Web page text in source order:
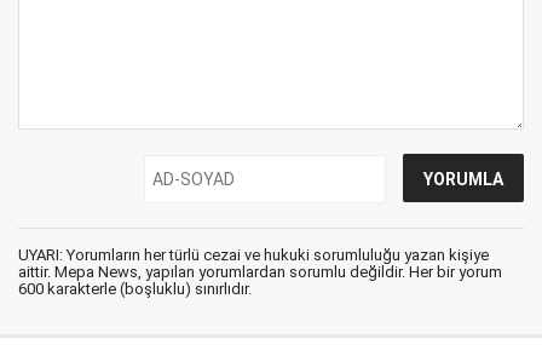
UYARI: Yorumların her türlü cezai ve hukuki sorumluluğu yazan kişiye
aittir. Mepa News, yapılan yorumlardan sorumlu değildir. Her bir yorum
600 karakterle (boşluklu) sınırlıdır.